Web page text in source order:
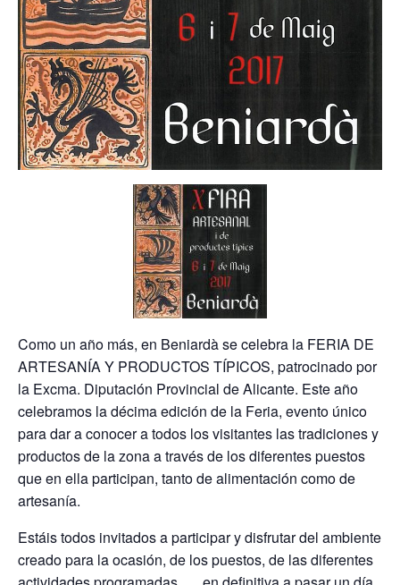
Como un año más, en Beniardà se celebra la FERIA DE
ARTESANÍA Y PRODUCTOS TÍPICOS, patrocinado por
la Excma. Diputación Provincial de Alicante. Este año
celebramos la décima edición de la Feria, evento único
para dar a conocer a todos los visitantes las tradiciones y
productos de la zona a través de los diferentes puestos
que en ella participan, tanto de alimentación como de
artesanía.
Estáis todos invitados a participar y disfrutar del ambiente
creado para la ocasión, de los puestos, de las diferentes